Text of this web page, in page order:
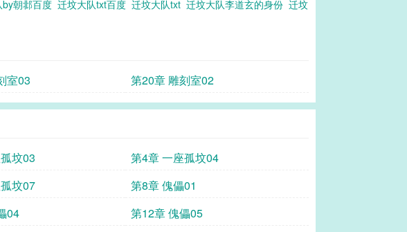
朝邶百度 迁坟大队txt百度 迁坟大队txt 迁坟大队李道玄的身份 迁坟
室03 第20章 雕刻室02
坟03
第4章 一座孤坟04
坟07
第8章 傀儡01
04
第12章 傀儡05